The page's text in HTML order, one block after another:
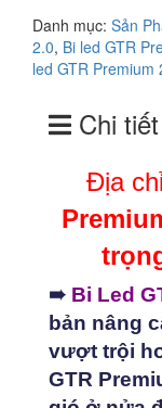
đèn
bi
Led
Premium
2.0
sang
huyện
Củ
Chi
số
lượng
Danh mục: Sản
2.0, Bi led GTR
led GTR Premium
Chi
Địa
➠ Bi Led
bản nâng
vượt trội
GTR